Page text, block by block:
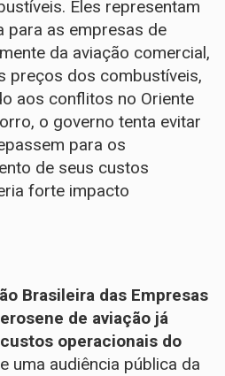
Eles representam
para as empresas de
da aviação comercial,
preços dos combustíveis,
aos conflitos no Oriente
o governo tenta evitar
para os
de seus custos
forte impacto
Brasileira das Empresas
de aviação já
operacionais do
uma audiência pública da